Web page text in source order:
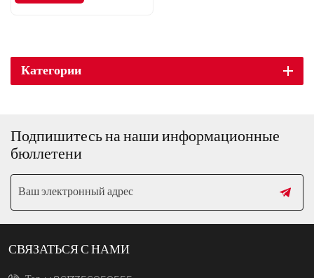
Категории
Подпишитесь на наши информационные
бюллетени
СВЯЗАТЬСЯ С НАМИ